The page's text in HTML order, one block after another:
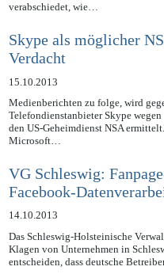
Europäischen Parlaments die
Skype als möglicher
Verdacht
15.10.2013
Medienberichten zu folge, wird
Telefondienstanbieter Skype wegen
den US-Geheimdienst NSA ermittelt.
VG Schleswig:
Facebook-
14.10.2013
Das Schleswig-Holsteinische
Klagen von Unternehmen in